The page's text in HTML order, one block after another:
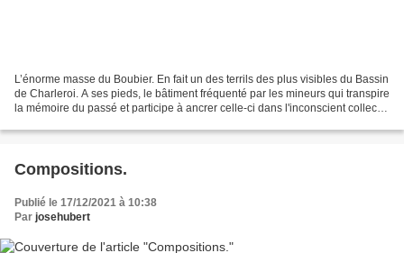
L’énorme masse du Boubier. En fait un des terrils des plus visibles du Bassin
de Charleroi. A ses pieds, le bâtiment fréquenté par les mineurs qui transpire
la mémoire du passé et participe à ancrer celle-ci dans l'inconscient collectif
Compositions.
Publié le 17/12/2021 à 10:38
Par josehubert